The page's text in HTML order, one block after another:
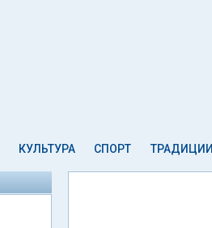
КУЛЬТУРА СПОРТ ТРАДИЦИИ